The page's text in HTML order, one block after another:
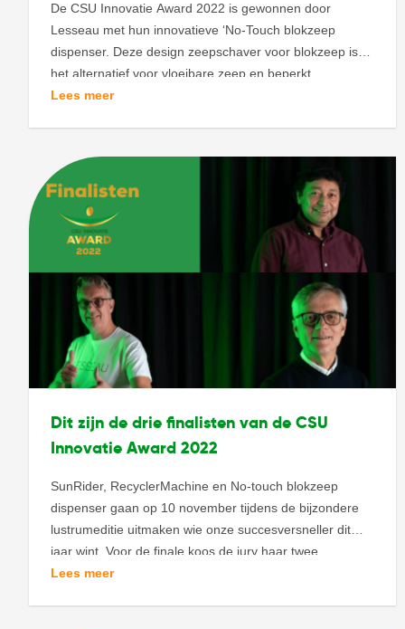
De CSU Innovatie Award 2022 is gewonnen door
Lesseau met hun innovatieve ‘No-Touch blokzeep
dispenser. Deze design zeepschaver voor blokzeep is
het alternatief voor vloeibare zeep en beperkt
verpakkingsmateriaal, restafval en logistiek tot een
Ficheroux. De feestelijke finale op 10 november was […]
Lees meer
Dit zijn de drie finalisten van de CSU
Innovatie Award 2022
SunRider, RecyclerMachine en No-touch blokzeep
dispenser gaan op 10 november tijdens de bijzondere
lustrumeditie uitmaken wie onze succesversneller dit
jaar wint. Voor de finale koos de jury haar twee
favorieten en de derde finalist stemde jij de finale in.
Lees meer